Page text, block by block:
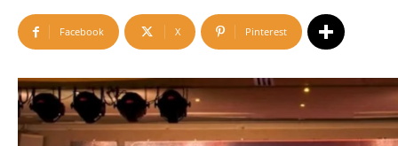
Facebook X Pinterest